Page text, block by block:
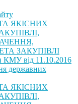
ЯКІСНИХ
ЗАКУПІВЛІ
КМУ від 11.10.2016
державних
ЯКІСНИХ